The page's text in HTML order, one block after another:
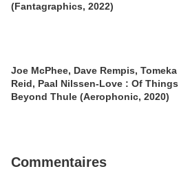
(Fantagraphics, 2022)
Joe McPhee, Dave Rempis, Tomeka
Reid, Paal Nilssen-Love : Of Things
Beyond Thule (Aerophonic, 2020)
Commentaires